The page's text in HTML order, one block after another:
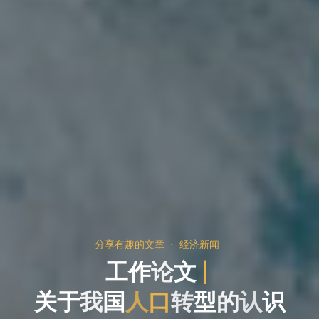
分享有趣的文章 经济新闻
工作论文 |
关于我国人口转型的认识